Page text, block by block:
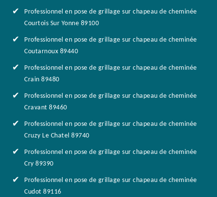
Professionnel en pose de grillage sur chapeau de cheminée
Courtois Sur Yonne 89100
Professionnel en pose de grillage sur chapeau de cheminée
Coutarnoux 89440
Professionnel en pose de grillage sur chapeau de cheminée
Crain 89480
Professionnel en pose de grillage sur chapeau de cheminée
Cravant 89460
Professionnel en pose de grillage sur chapeau de cheminée
Cruzy Le Chatel 89740
Professionnel en pose de grillage sur chapeau de cheminée
Cry 89390
Professionnel en pose de grillage sur chapeau de cheminée
Cudot 89116